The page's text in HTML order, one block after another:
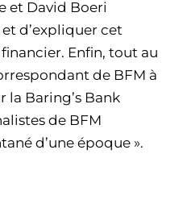
et David Boeri
d’expliquer cet
Enfin, tout au
de BFM à
la Baring’s Bank
de BFM
d’une époque ».